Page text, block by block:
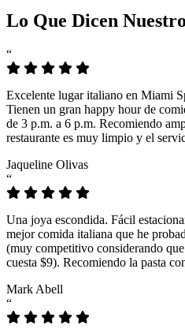
Lo Que Dicen
“
Excelente lugar italiano en Miami
Tienen un gran happy hour de
de 3 p.m. a 6 p.m. Recomiendo
restaurante es muy limpio y el
Jaqueline Olivas
“
Una joya escondida. Fácil
mejor comida italiana que he
(muy competitivo considerando
cuesta $9). Recomiendo la pasta
Mark Abell
“